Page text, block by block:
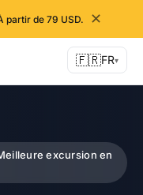
partir de 79 USD. ✕
🇫🇷FR▾
excursion en